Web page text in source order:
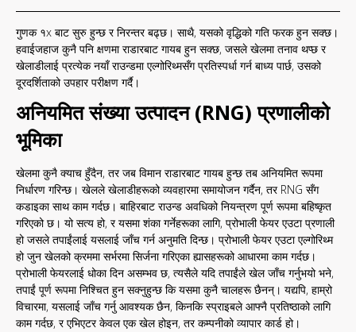
गुणक १x बाट सुरु हुन्छ र निरन्तर बढ्छ। साथै, यसको वृद्धिको गति फरक हुन सक्छ।
हवाईजहाज कुनै पनि क्षणमा राडारबाट गायब हुन सक्छ, जसले खेलमा तनाव थप्छ र
खेलाडीलाई प्रत्येक नयाँ राउन्डमा एल्गोरिथ्मसँग प्रतिस्पर्धा गर्न बाध्य पार्छ, उसको
दूरदर्शिताको उपहार परीक्षण गर्दै।
अनियमित संख्या उत्पादन (RNG) प्रणालीको
भूमिका
खेलमा कुनै क्याच हुँदैन, तर जब विमान राडारबाट गायब हुन्छ तब अनियमित रूपमा
निर्धारण गरिन्छ। खेलले खेलाडीहरूको व्यवहारमा समायोजन गर्दैन, तर RNG सँग
कडाइका साथ काम गर्दछ। बाहिरबाट राउन्ड अवधिको नियन्त्रण पूर्ण रूपमा बहिष्कृत
गरिएको छ। यो सत्य हो, र यसमा शंका गर्नेहरूका लागि, प्रोभाली फेयर एउटा प्रणाली
हो जसले तपाईंलाई यसलाई जाँच गर्न अनुमति दिन्छ। प्रोभाली फेयर एउटा एल्गोरिथ्म
हो जुन खेलको क्रममा सर्भरमा सिर्जना गरिएका ह्यासहरूको आधारमा काम गर्दछ।
प्रोभाली फेयरलाई धोका दिन असम्भव छ, त्यसैले यदि तपाईंले खेल जाँच गर्नुभयो भने,
तपाईं पूर्ण रूपमा निश्चित हुन सक्नुहुन्छ कि यसमा कुनै चालहरू छैनन्। यद्यपि, हाम्रो
विचारमा, यसलाई जाँच गर्नु आवश्यक छैन, किनकि स्प्राइबले आफ्नै प्रतिष्ठाको लागि
काम गर्दछ, र एभिएटर केवल एक खेल होइन, तर कम्पनीको व्यापार कार्ड हो।